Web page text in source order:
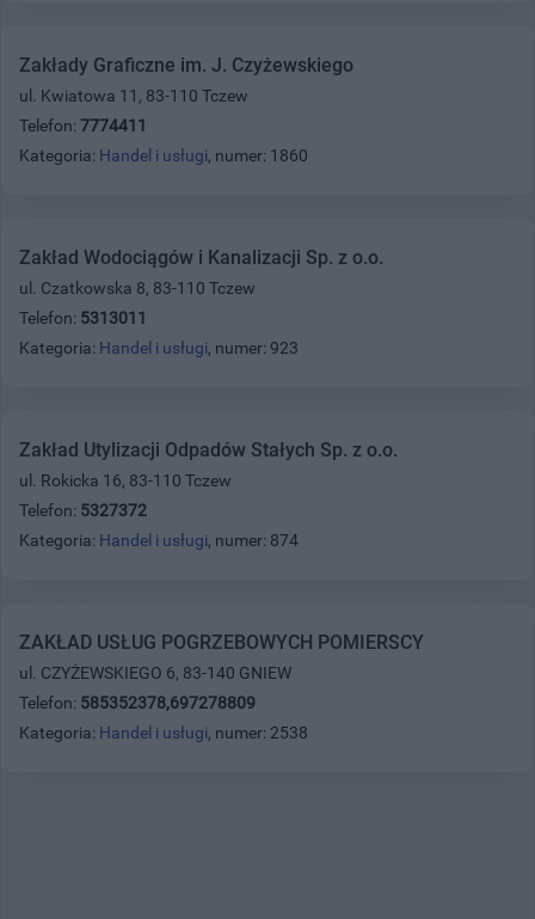
Zakłady Graficzne im. J. Czyżewskiego
ul. Kwiatowa 11, 83-110 Tczew
Telefon: 7774411
Kategoria: Handel i usługi, numer: 1860
Zakład Wodociągów i Kanalizacji Sp. z o.o.
ul. Czatkowska 8, 83-110 Tczew
Telefon: 5313011
Kategoria: Handel i usługi, numer: 923
Zakład Utylizacji Odpadów Stałych Sp. z o.o.
ul. Rokicka 16, 83-110 Tczew
Telefon: 5327372
Kategoria: Handel i usługi, numer: 874
ZAKŁAD USŁUG POGRZEBOWYCH POMIERSCY
ul. CZYŻEWSKIEGO 6, 83-140 GNIEW
Telefon: 585352378,697278809
Kategoria: Handel i usługi, numer: 2538